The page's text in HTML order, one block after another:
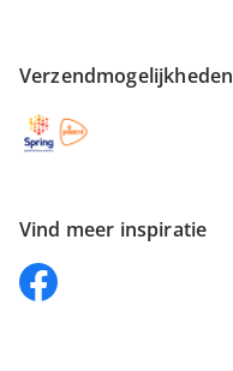
Verzendmogelijkheden
Vind meer inspiratie